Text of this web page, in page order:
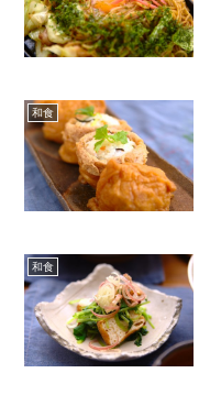
和食
和食